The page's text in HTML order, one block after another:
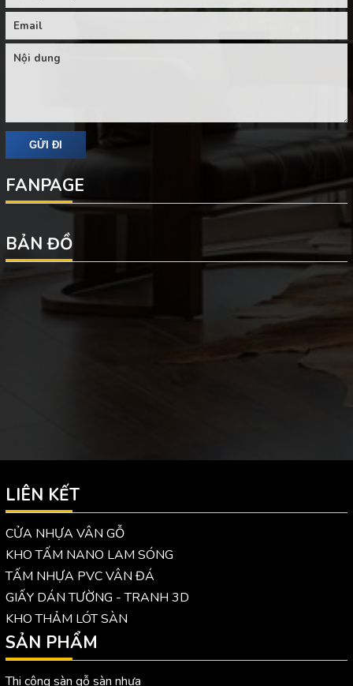
FANPAGE
BẢN ĐỒ
LIÊN KẾT
CỬA NHỰA VÂN GỖ
KHO TẤM NANO LAM SÓNG
TẤM NHỰA PVC VÂN ĐÁ
GIẤY DÁN TƯỜNG - TRANH 3D
KHO THẢM LÓT SÀN
SẢN PHẨM
Thi công sàn gỗ sàn nhựa